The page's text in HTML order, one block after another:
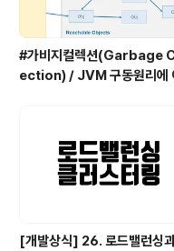
#가비지컬렉션(Garbage
ection) / JVM 구동원리에
[개발상식] 26. 로드밸런싱